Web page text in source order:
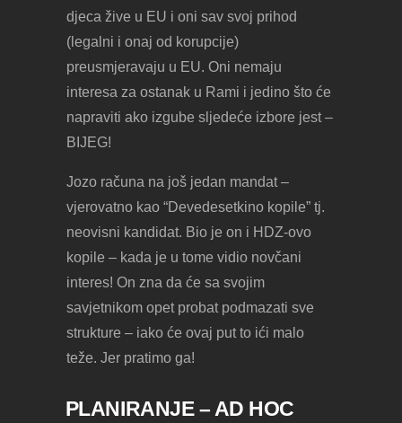
djeca žive u EU i oni sav svoj prihod
(legalni i onaj od korupcije)
preusmjeravaju u EU. Oni nemaju
interesa za ostanak u Rami i jedino što će
napraviti ako izgube sljedeće izbore jest –
BIJEG!
Jozo računa na još jedan mandat –
vjerovatno kao “Devedesetkino kopile” tj.
neovisni kandidat. Bio je on i HDZ-ovo
kopile – kada je u tome vidio novčani
interes! On zna da će sa svojim
savjetnikom opet probat podmazati sve
strukture – iako će ovaj put to ići malo
teže. Jer pratimo ga!
PLANIRANJE – AD HOC